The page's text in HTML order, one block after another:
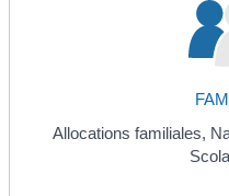
Allocations familiales,